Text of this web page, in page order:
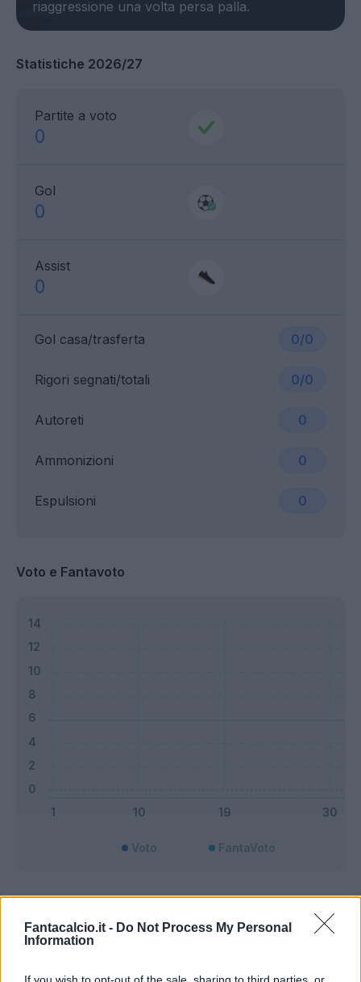
Fantacalcio.it - Do Not Process My Personal
Information
If you wish to opt-out of the sale, sharing to third parties, or
Statistiche 2026/27
Partite a voto
0
Gol
0
Assist
0
Gol casa/trasferta 0/0
Ammonizioni 0
Rigori segnati/totali 0/0
Espulsioni 0
Autoreti 0
Voto e Fantavoto
Voto FantaVoto